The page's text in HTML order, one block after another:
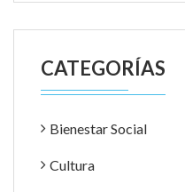
CATEGORÍAS
Bienestar Social
Cultura